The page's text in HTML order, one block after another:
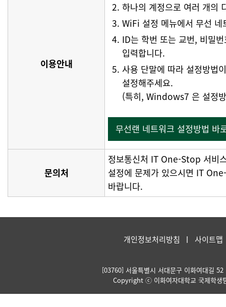
이용안내
하나의 계정으로 여러 개의
WiFi 설정 메뉴에서 무선
ID는 학번 또는 교번, 비밀
입력합니다.
사용 단말에 따라 설정방법
설정해주세요.
(특히, Windows7 은 설정
무선랜 네트워크 설정방법 바
문의처
정보통신처 IT One-Stop 서
설정에 문제가 있으시면 IT
바랍니다.
개인정보처리방침 사이트맵
[03760] 서울특별시 서대문구 이화여대길
Copyright ⓒ 이화여자대학교 국제학